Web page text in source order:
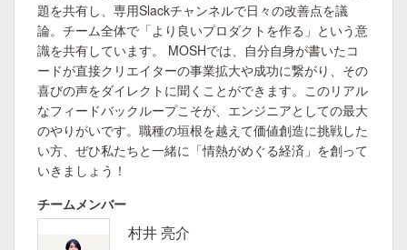
題を共有し、専用Slackチャンネルで日々の改善点を議
論。チーム全体で「より良いプロダクトを作る」という意
識を共有しています。 MOSHでは、自分自身が書いたコ
ードが直接クリエイターの事業拡大や成功に繋がり、その
喜びの声をダイレクトに聞くことができます。このリアル
なフィードバックループこそが、エンジニアとしての最大
のやりがいです。職種の垣根を越えて価値創造に挑戦した
い方、ぜひ私たちと一緒に「情熱がめぐる経済」を創って
いきましょう！
チームメンバー
村井 亮介